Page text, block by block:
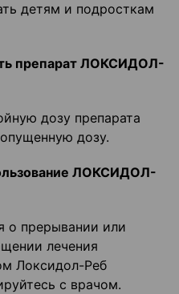
детям и подросткам
препарат ЛОКСИДОЛ-
дозу препарата
дозу.
ЛОКСИДОЛ-
о прерывании или
лечения
Локсидол-Реб
с врачом.